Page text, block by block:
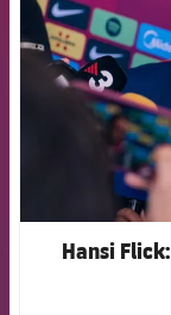
Hansi